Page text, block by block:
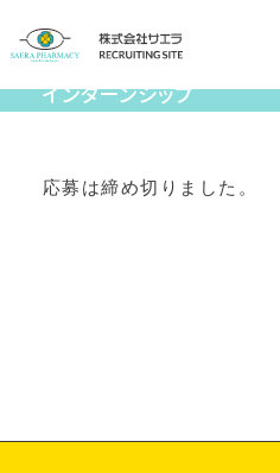
インターンシップ
応募は締め切りました。